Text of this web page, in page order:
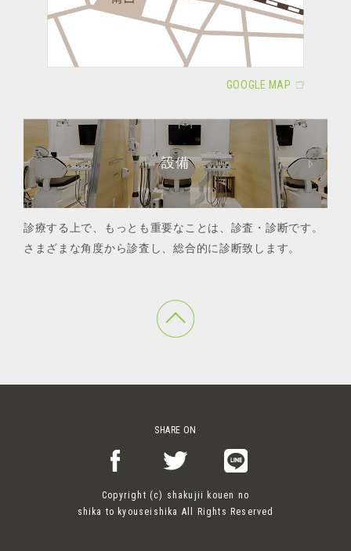
GOOGLE MAP
設備
診療する上で、もっとも重要なことは、診査・診断です。
さまざまな角度から診査し、総合的に診断致します。
SHARE ON
Copyright (c) shakujii kouen no
shika to kyouseishika All Rights Reserved